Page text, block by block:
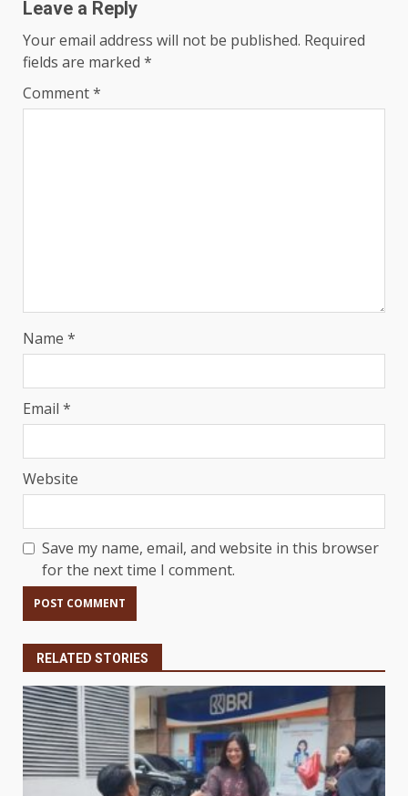
Leave a Reply
Your email address will not be published. Required
fields are marked *
Comment*
Name *
Email *
Website
Save my name, email, and website in this browser
for the next time I comment.
RELATED STORIES